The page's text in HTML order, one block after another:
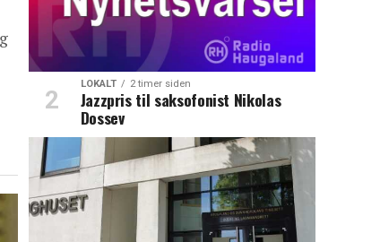
LOKALT 2 timer siden
Jazzpris til saksofonist Nikolas
Dossev